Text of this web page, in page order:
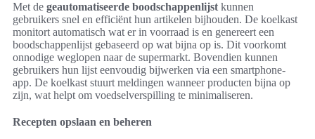
Met de geautomatiseerde boodschappenlijst kunnen
gebruikers snel en efficiënt hun artikelen bijhouden. De koelkast
monitort automatisch wat er in voorraad is en genereert een
boodschappenlijst gebaseerd op wat bijna op is. Dit voorkomt
onnodige weglopen naar de supermarkt. Bovendien kunnen
gebruikers hun lijst eenvoudig bijwerken via een smartphone-
app. De koelkast stuurt meldingen wanneer producten bijna op
zijn, wat helpt om voedselverspilling te minimaliseren.
Recepten opslaan en beheren